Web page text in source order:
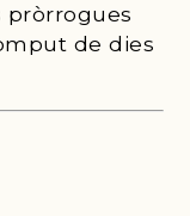
pròrrogues
de dies